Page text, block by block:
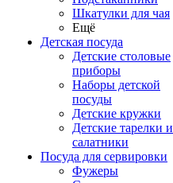
Шкатулки для чая
Ещё
Детская посуда
Детские столовые
приборы
Наборы детской
посуды
Детские кружки
Детские тарелки и
салатники
Посуда для сервировки
Фужеры